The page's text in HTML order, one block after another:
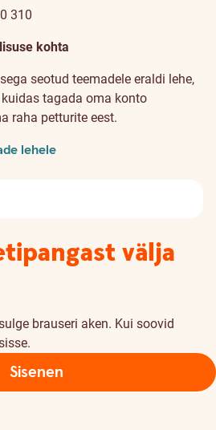
310
kohta
seotud teemadele eraldi lehe,
tagada oma konto
raha petturite eest.
lehele
välja
brauseri aken. Kui soovid
Sisenen